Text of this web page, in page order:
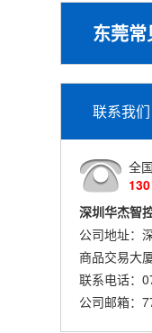
东莞
联系我们
全
深圳华杰智
公司地址：
商品交易大
联系电话：
公司邮箱：